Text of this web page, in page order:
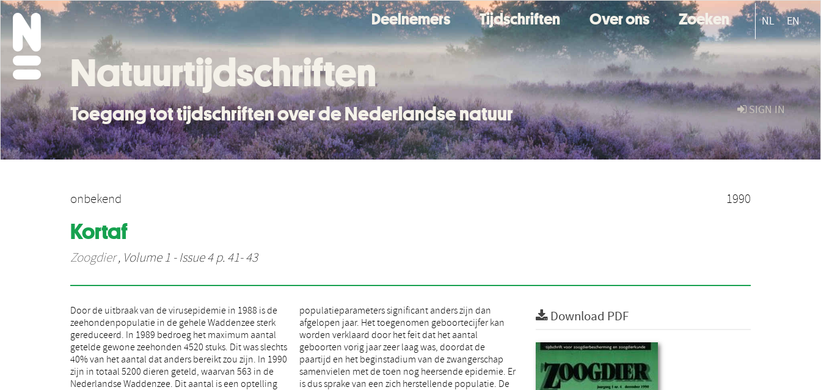
Deelnemers Tijdschriften Over ons Zoeken NL EN
SIGN IN
Natuurtijdschriften
Toegang tot tijdschriften over de Nederlandse natuur
onbekend 1990
Kortaf
Zoogdier, Volume 1 - Issue 4 p. 41- 43
Door de uitbraak van de virusepidemie in 1988 is de
zeehondenpopulatie in de gehele Waddenzee sterk
gereduceerd. In 1989 bedroeg het maximum aantal
getelde gewone zeehonden 4520 stuks. Dit was slechts
40% van het aantal dat anders bereikt zou zijn. In 1990
zijn in totaal 5200 dieren geteld, waarvan 563 in de
Nederlandse Waddenzee. Dit aantal is een optelling
populatieparameters significant anders zijn dan
afgelopen jaar. Het toegenomen geboortecijfer kan
worden verklaard door het feit dat het aantal
geboorten vorig jaar zeer laag was, doordat de
paartijd en het beginstadium van de zwangerschap
samenvielen met de toen nog heersende epidemie. Er
is dus sprake van een zich herstellende populatie. De
Download PDF